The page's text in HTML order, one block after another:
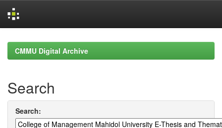
navigationCMMU Digital Archive
Search
Search: